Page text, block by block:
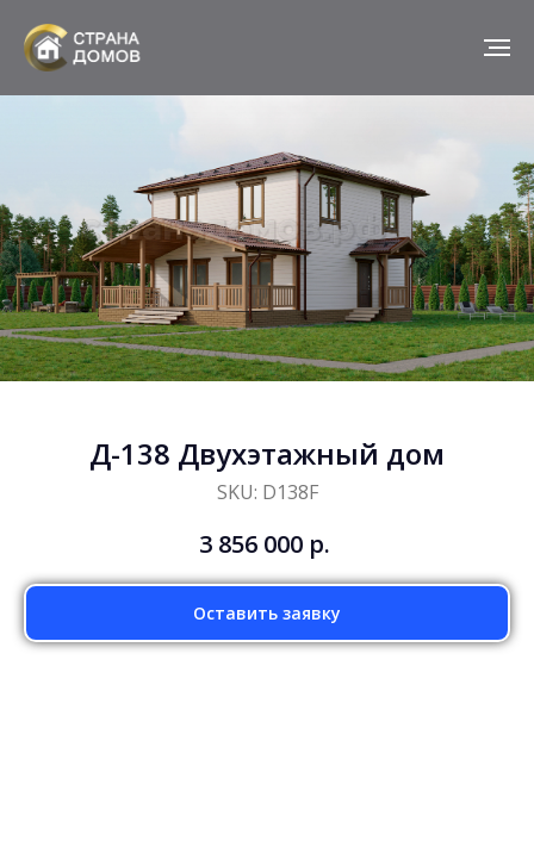
Д-138 Двухэтажный дом
SKU: D138F
3 856 000 р.
Оставить заявку